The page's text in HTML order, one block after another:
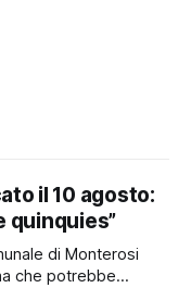
il 10 agosto:
quinquies”
di Monterosi
che potrebbe